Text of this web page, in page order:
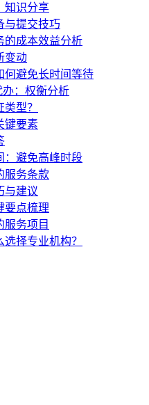
知识分享
与提交技巧
的成本效益分析
变动
何避免长时间等待
：权衡分析
型？
键要素
：避免高峰时段
服务条款
与建议
要点梳理
服务项目
择专业机构？